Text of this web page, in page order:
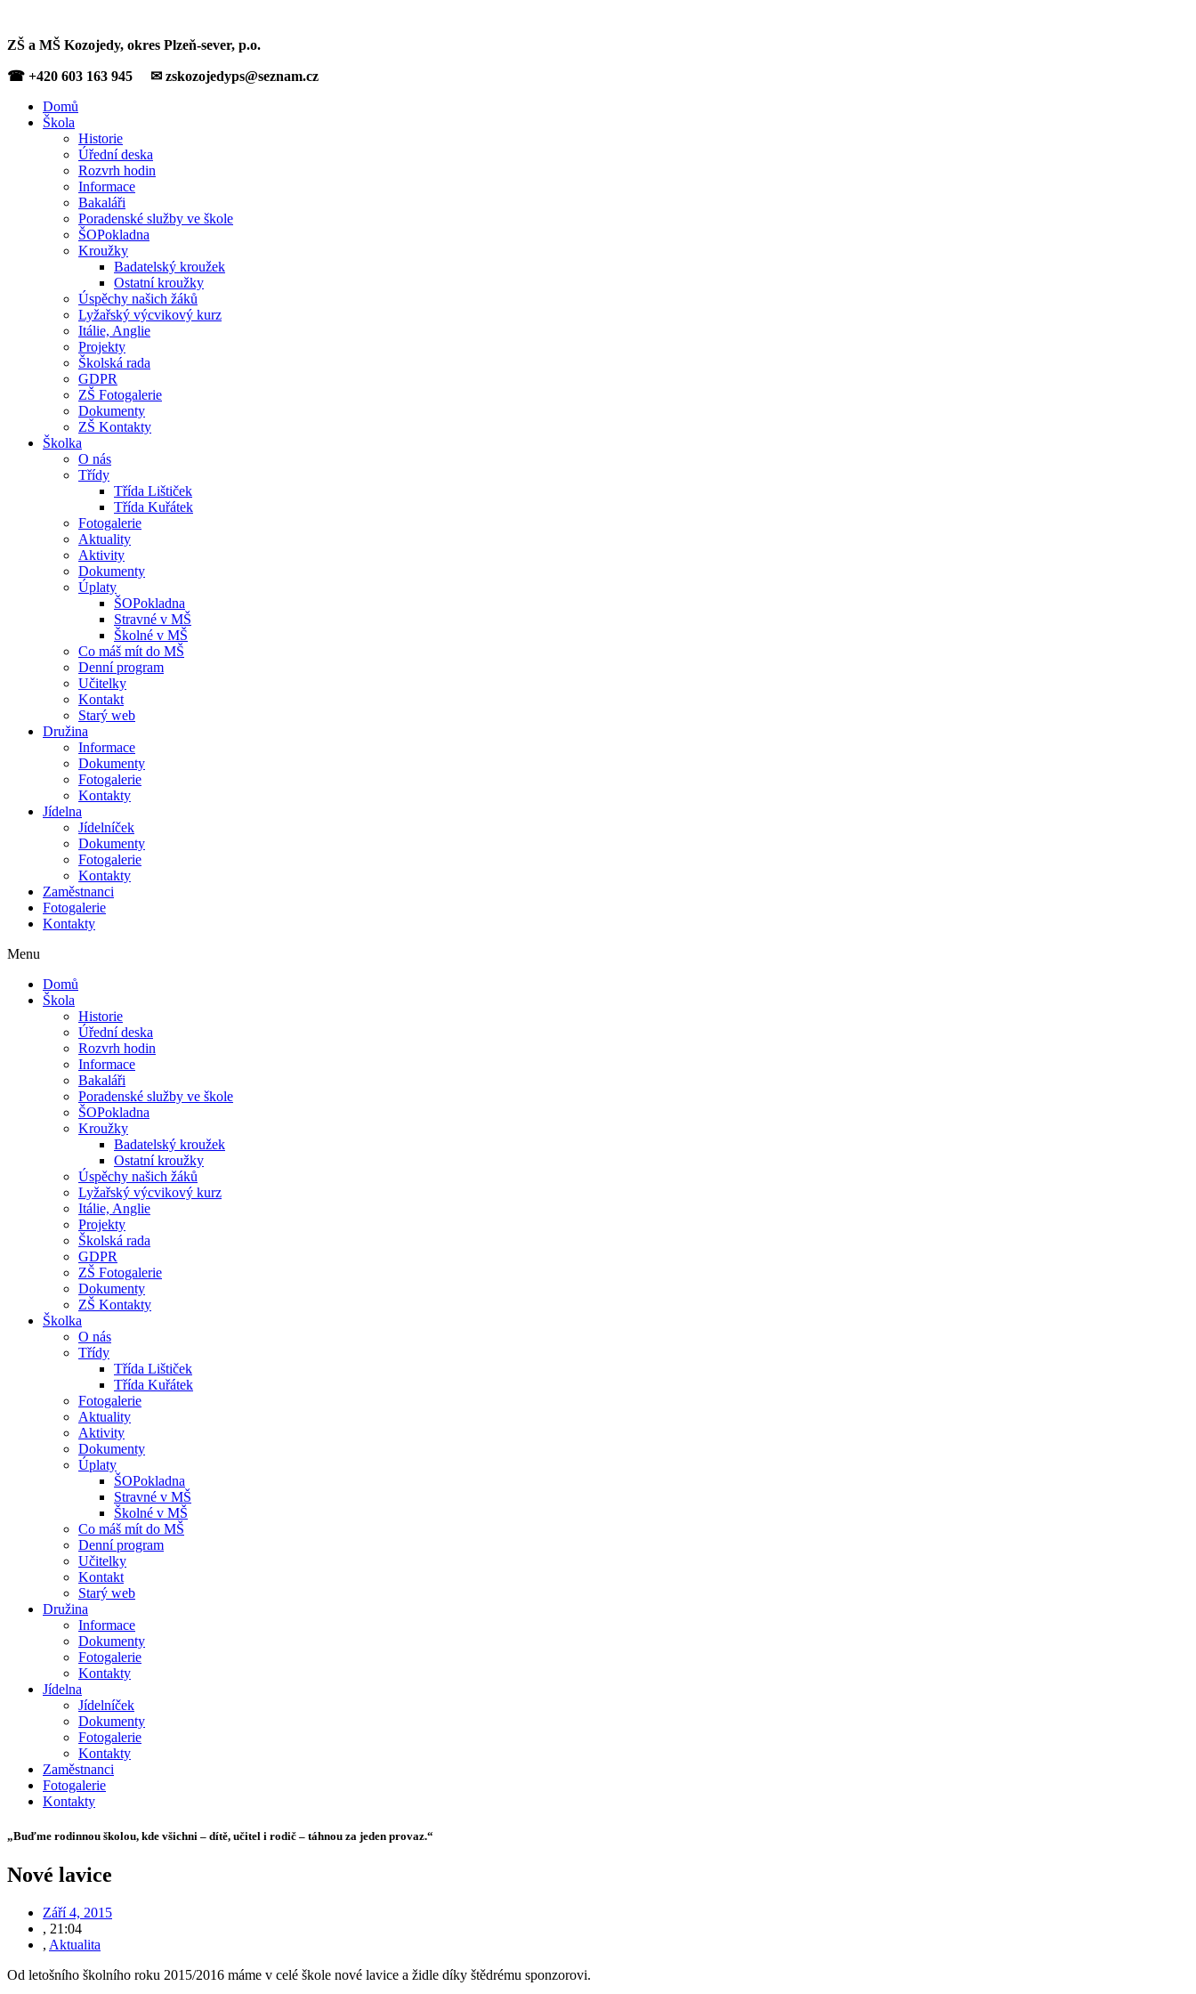
ZŠ a MŠ Kozojedy, okres Plzeň-sever, p.o.
☎ +420 603 163 945 ✉ zskozojedyps@seznam.cz
Domů
Škola
Historie
Úřední deska
Rozvrh hodin
Informace
Bakaláři
Poradenské služby ve škole
ŠOPokladna
Kroužky
Badatelský kroužek
Ostatní kroužky
Úspěchy našich žáků
Lyžařský výcvikový kurz
Itálie, Anglie
Projekty
Školská rada
GDPR
ZŠ Fotogalerie
Dokumenty
ZŠ Kontakty
Školka
O nás
Třídy
Třída Lištiček
Třída Kuřátek
Fotogalerie
Aktuality
Aktivity
Dokumenty
Úplaty
ŠOPokladna
Stravné v MŠ
Školné v MŠ
Co máš mít do MŠ
Denní program
Učitelky
Kontakt
Starý web
Družina
Informace
Dokumenty
Fotogalerie
Kontakty
Jídelna
Jídelníček
Dokumenty
Fotogalerie
Kontakty
Zaměstnanci
Fotogalerie
Kontakty
Menu
Domů
Škola
Historie
Úřední deska
Rozvrh hodin
Informace
Bakaláři
Poradenské služby ve škole
ŠOPokladna
Kroužky
Badatelský kroužek
Ostatní kroužky
Úspěchy našich žáků
Lyžařský výcvikový kurz
Itálie, Anglie
Projekty
Školská rada
GDPR
ZŠ Fotogalerie
Dokumenty
ZŠ Kontakty
Školka
O nás
Třídy
Třída Lištiček
Třída Kuřátek
Fotogalerie
Aktuality
Aktivity
Dokumenty
Úplaty
ŠOPokladna
Stravné v MŠ
Školné v MŠ
Co máš mít do MŠ
Denní program
Učitelky
Kontakt
Starý web
Družina
Informace
Dokumenty
Fotogalerie
Kontakty
Jídelna
Jídelníček
Dokumenty
Fotogalerie
Kontakty
Zaměstnanci
Fotogalerie
Kontakty
„Buďme rodinnou školou, kde všichni – dítě, učitel i rodič – táhnou za jeden provaz.“
Nové lavice
Září 4, 2015
, 21:04
, Aktualita
Od letošního školního roku 2015/2016 máme v celé škole nové lavice a židle díky štědrému sponzorovi.